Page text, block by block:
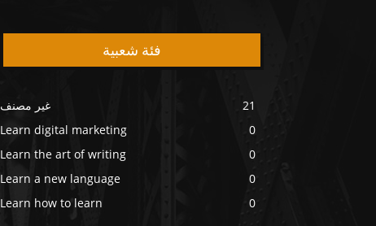
فئة شعبية
غير مصنف
21
Learn digital marketing
0
Learn the art of writing
0
Learn a new language
0
Learn how to learn
0